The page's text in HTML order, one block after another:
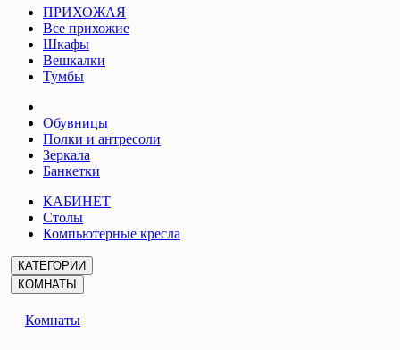
ПРИХОЖАЯ
Все прихожие
Шкафы
Вешкалки
Тумбы
Обувницы
Полки и антресоли
Зеркала
Банкетки
КАБИНЕТ
Столы
Компьютерные кресла
КАТЕГОРИИ
КОМНАТЫ
Комнаты